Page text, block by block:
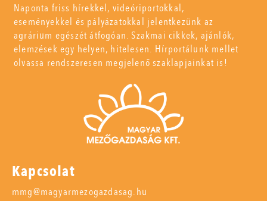
Naponta friss hírekkel, videóriportokkal,
eseményekkel és pályázatokkal jelentkezünk az
agrárium egészét átfogóan. Szakmai cikkek, ajánlók,
elemzések egy helyen, hitelesen. Hírportálunk mellet
olvassa rendszeresen megjelenő szaklapjainkat is!
Kapcsolat
mmg@magyarmezogazdasag.hu